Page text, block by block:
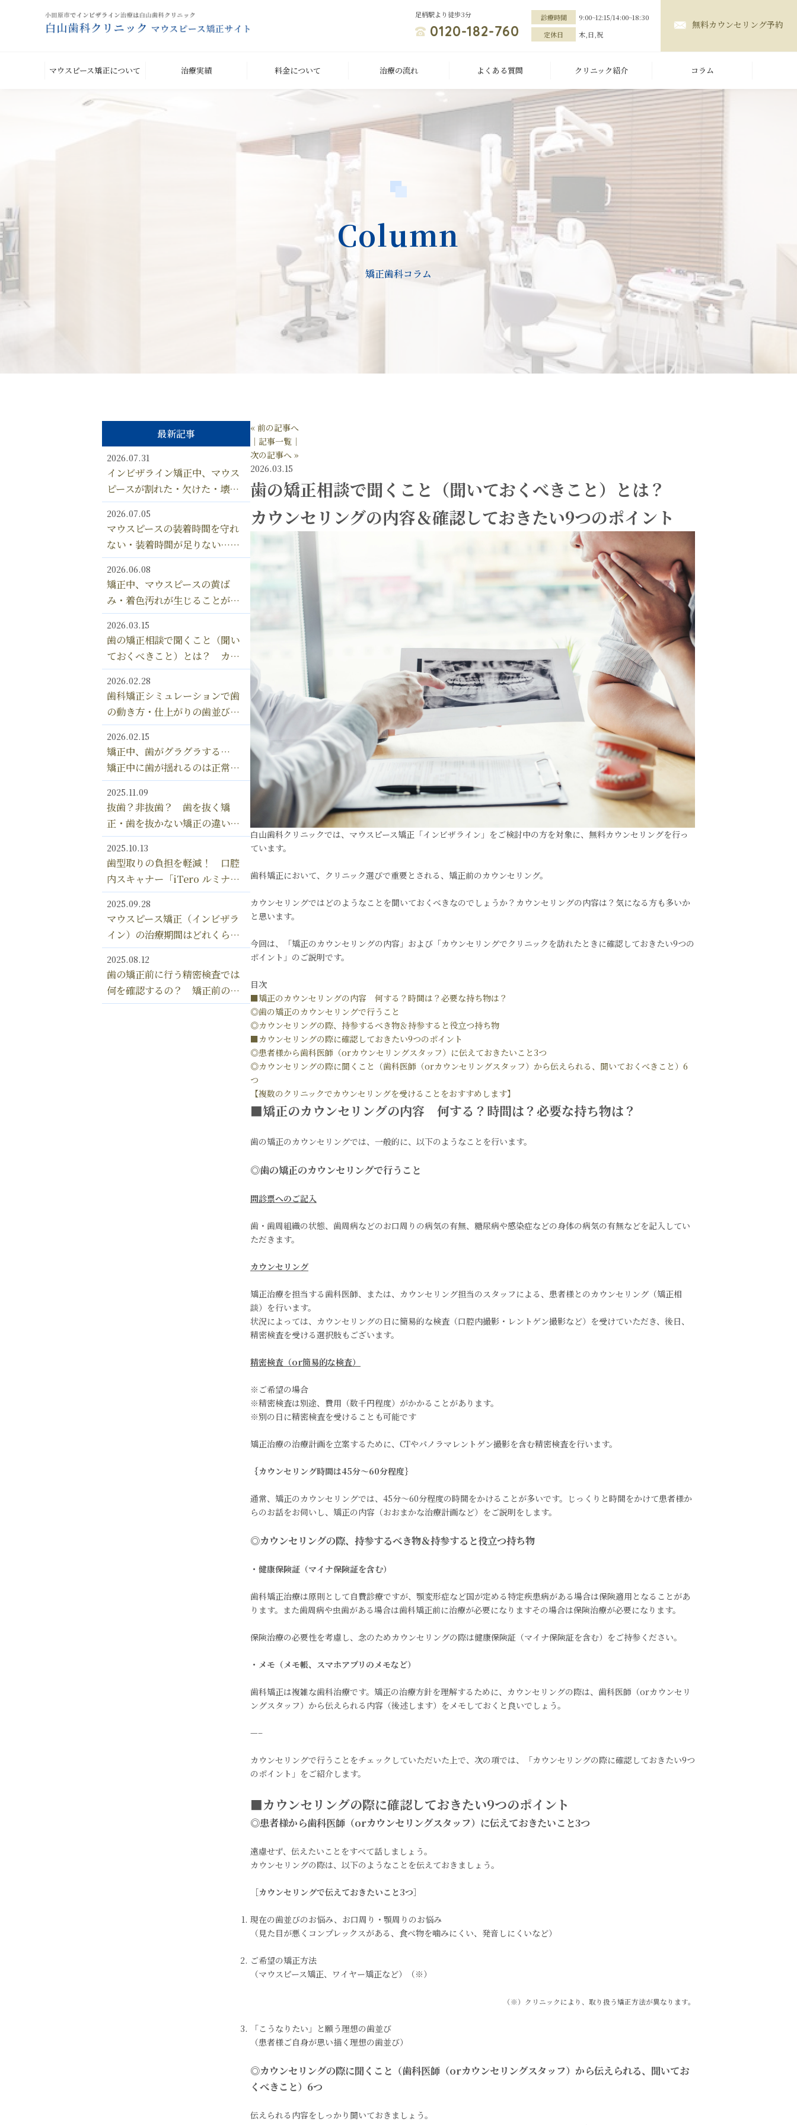
足柄駅より徒歩3分
0120-182-760
診療時間
9:00~12:15/14:00~18:30
定休日
木,日,祝
無料カウンセリング予約
マウスピース矯正について 治療実績 料金について 治療の流れ よくある質問 クリニック紹介 コラム
Column
矯正歯科コラム
最新記事
2026.07.31
インビザライン矯正中、マウス
ピースが割れた・欠けた・壊れ
た！ ひび割れなど、矯正中に
マウスピースが変形しないよう
にするための対処法とは？
2026.07.05
マウスピースの装着時間を守れ
ない・装着時間が足りない…
インビザライン マウスピース
は何時間、つけ忘れるとダメな
の？？
2026.06.08
矯正中、マウスピースの黄ば
み・着色汚れが生じることがあ
るのは、なぜ？ マウスピース
の汚れの落とし方 漂白剤の使
用はOK？
2026.03.15
歯の矯正相談で聞くこと（聞い
ておくべきこと）とは？ カウ
ンセリングの内容＆確認してお
きたい9つのポイント
2026.02.28
歯科矯正シミュレーションで歯
の動き方・仕上がりの歯並びを
確認できる！ インビザライン
の「クリンチェック」とは？
2026.02.15
矯正中、歯がグラグラする…
矯正中に歯が揺れるのは正常な
現象？ 矯正で歯が抜け落ちる
ことってあるの？
2025.11.09
抜歯？非抜歯？ 歯を抜く矯
正・歯を抜かない矯正の違いを
解説！
2025.10.13
歯型取りの負担を軽減！ 口腔
内スキャナー「iTero ルミナ」
のメリット フルデジタル式マ
ウスピース矯正の未来
2025.09.28
マウスピース矯正（インビザラ
イン）の治療期間はどれくら
い？ 部分矯正・全体矯正の期
間の違いを解説
2025.08.12
歯の矯正前に行う精密検査では
何を確認するの？ 矯正前の精
密検査＆治療計画が重要な理由
« 前の記事へ
│記事一覧│
次の記事へ »
2026.03.15
歯の矯正相談で聞くこと（聞いておくべきこと）とは？
カウンセリングの内容＆確認しておきたい9つのポイント
白山歯科クリニックでは、マウスピース矯正「インビザライン」をご検討中の方を対象に、無料カウンセリングを行っ
ています。
歯科矯正において、クリニック選びで重要とされる、矯正前のカウンセリング。
カウンセリングではどのようなことを聞いておくべきなのでしょうか？カウンセリングの内容は？気になる方も多いか
と思います。
今回は、「矯正のカウンセリングの内容」および「カウンセリングでクリニックを訪れたときに確認しておきたい9つの
ポイント」のご説明です。
目次
■矯正のカウンセリングの内容 何する？時間は？必要な持ち物は？
◎歯の矯正のカウンセリングで行うこと
◎カウンセリングの際、持参するべき物＆持参すると役立つ持ち物
■カウンセリングの際に確認しておきたい9つのポイント
◎患者様から歯科医師（orカウンセリングスタッフ）に伝えておきたいこと3つ
◎カウンセリングの際に聞くこと（歯科医師（orカウンセリングスタッフ）から伝えられる、聞いておくべきこと）6
つ
【複数のクリニックでカウンセリングを受けることをおすすめします】
■矯正のカウンセリングの内容 何する？時間は？必要な持ち物は？
歯の矯正のカウンセリングでは、一般的に、以下のようなことを行います。
◎歯の矯正のカウンセリングで行うこと
問診票へのご記入
歯・歯周組織の状態、歯周病などのお口周りの病気の有無、糖尿病や感染症などの身体の病気の有無などを記入してい
ただきます。
カウンセリング
矯正治療を担当する歯科医師、または、カウンセリング担当のスタッフによる、患者様とのカウンセリング（矯正相
談）を行います。
状況によっては、カウンセリングの日に簡易的な検査（口腔内撮影・レントゲン撮影など）を受けていただき、後日、
精密検査を受ける選択肢もございます。
精密検査（or簡易的な検査）
※ご希望の場合
※精密検査は別途、費用（数千円程度）がかかることがあります。
※別の日に精密検査を受けることも可能です
矯正治療の治療計画を立案するために、CTやパノラマレントゲン撮影を含む精密検査を行います。
｛カウンセリング時間は45分～60分程度｝
通常、矯正のカウンセリングでは、45分～60分程度の時間をかけることが多いです。じっくりと時間をかけて患者様か
らのお話をお伺いし、矯正の内容（おおまかな治療計画など）をご説明をします。
◎カウンセリングの際、持参するべき物＆持参すると役立つ持ち物
・健康保険証（マイナ保険証を含む）
歯科矯正治療は原則として自費診療ですが、顎変形症など国が定める特定疾患病がある場合は保険適用となることがあ
ります。また歯周病や虫歯がある場合は歯科矯正前に治療が必要になりますその場合は保険治療が必要になります。
保険治療の必要性を考慮し、念のためカウンセリングの際は健康保険証（マイナ保険証を含む）をご持参ください。
・メモ（メモ帳、スマホアプリのメモなど）
歯科矯正は複雑な歯科治療です。矯正の治療方針を理解するために、カウンセリングの際は、歯科医師（orカウンセリ
ングスタッフ）から伝えられる内容（後述します）をメモしておくと良いでしょう。
—–
カウンセリングで行うことをチェックしていただいた上で、次の項では、「カウンセリングの際に確認しておきたい9つ
のポイント」をご紹介します。
■カウンセリングの際に確認しておきたい9つのポイント
◎患者様から歯科医師（orカウンセリングスタッフ）に伝えておきたいこと3つ
遠慮せず、伝えたいことをすべて話しましょう。
カウンセリングの際は、以下のようなことを伝えておきましょう。
［カウンセリングで伝えておきたいこと3つ］
現在の歯並びのお悩み、お口周り・顎周りのお悩み
（見た目が悪くコンプレックスがある、食べ物を噛みにくい、発音しにくいなど）
ご希望の矯正方法
（マウスピース矯正、ワイヤー矯正など）（※）
（※）クリニックにより、取り扱う矯正方法が異なります。
「こうなりたい」と願う理想の歯並び
（患者様ご自身が思い描く理想の歯並び）
◎カウンセリングの際に聞くこと（歯科医師（orカウンセリングスタッフ）から伝えられる、聞いてお
くべきこと）6つ
伝えられる内容をしっかり聞いておきましょう。